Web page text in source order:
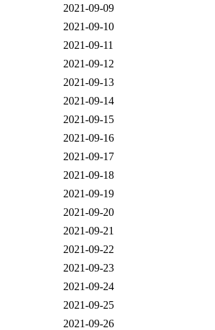
2021-09-09
2021-09-10
2021-09-11
2021-09-12
2021-09-13
2021-09-14
2021-09-15
2021-09-16
2021-09-17
2021-09-18
2021-09-19
2021-09-20
2021-09-21
2021-09-22
2021-09-23
2021-09-24
2021-09-25
2021-09-26